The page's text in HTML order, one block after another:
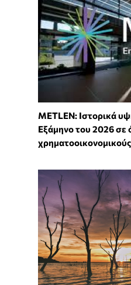
METLEN: Ιστορικά
Εξάμηνο του 2026 σε
χρηματοοικονομικούς